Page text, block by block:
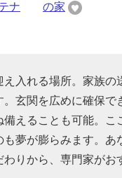
ナ
の家
え入れる場所。家族
。玄関を広めに確保で
備えることも可能。こ
も夢が膨らみます。
わりから、専門家がお